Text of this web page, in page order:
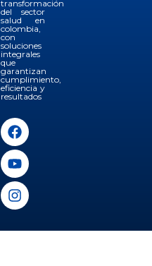
transformación
del sector
salud en
colombia,
con
soluciones
integrales
que
garantizan
cumplimiento,
eficiencia y
resultados